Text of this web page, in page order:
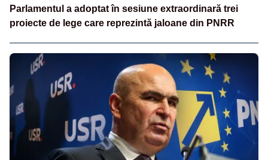
Parlamentul a adoptat în sesiune extraordinară trei
proiecte de lege care reprezintă jaloane din PNRR